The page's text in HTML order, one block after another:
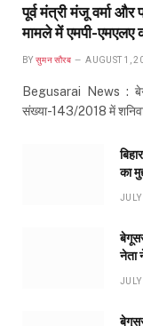
पूर्व मंत्री मंजू वर्मा
मामले में एमपी-एमएलए
BY सुमन सौरब AUGUST 1,
Begusarai News :
संख्या-143/2018 में
का
नेता